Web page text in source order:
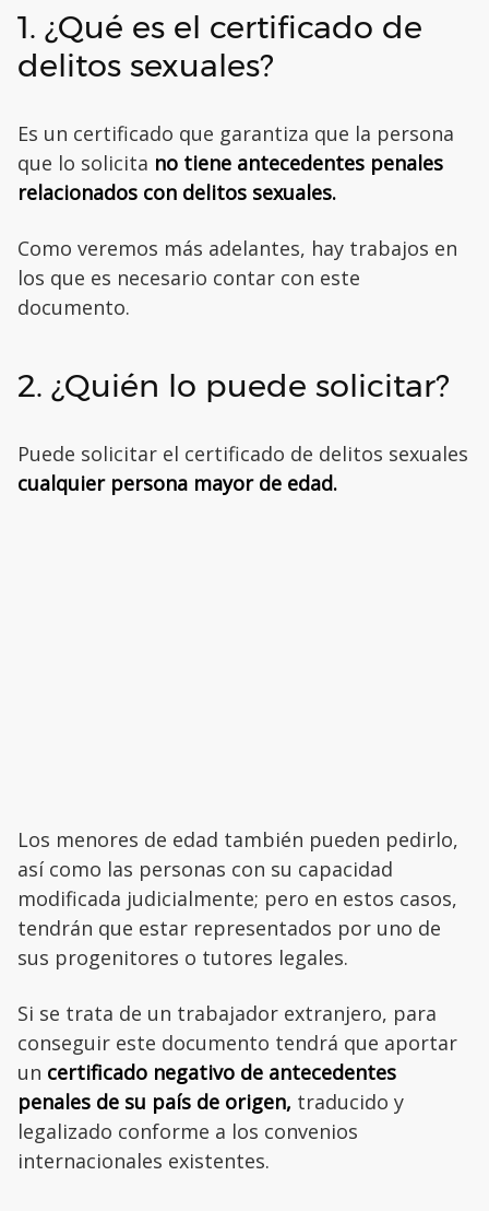
1. ¿Qué es el certificado de
delitos sexuales?
Es un certificado que garantiza que la persona
que lo solicita no tiene antecedentes penales
relacionados con delitos sexuales.
Como veremos más adelantes, hay trabajos en
los que es necesario contar con este
documento.
2. ¿Quién lo puede solicitar?
Puede solicitar el certificado de delitos sexuales
cualquier persona mayor de edad.
Los menores de edad también pueden pedirlo,
así como las personas con su capacidad
modificada judicialmente; pero en estos casos,
tendrán que estar representados por uno de
sus progenitores o tutores legales.
Si se trata de un trabajador extranjero, para
conseguir este documento tendrá que aportar
un certificado negativo de antecedentes
penales de su país de origen, traducido y
legalizado conforme a los convenios
internacionales existentes.